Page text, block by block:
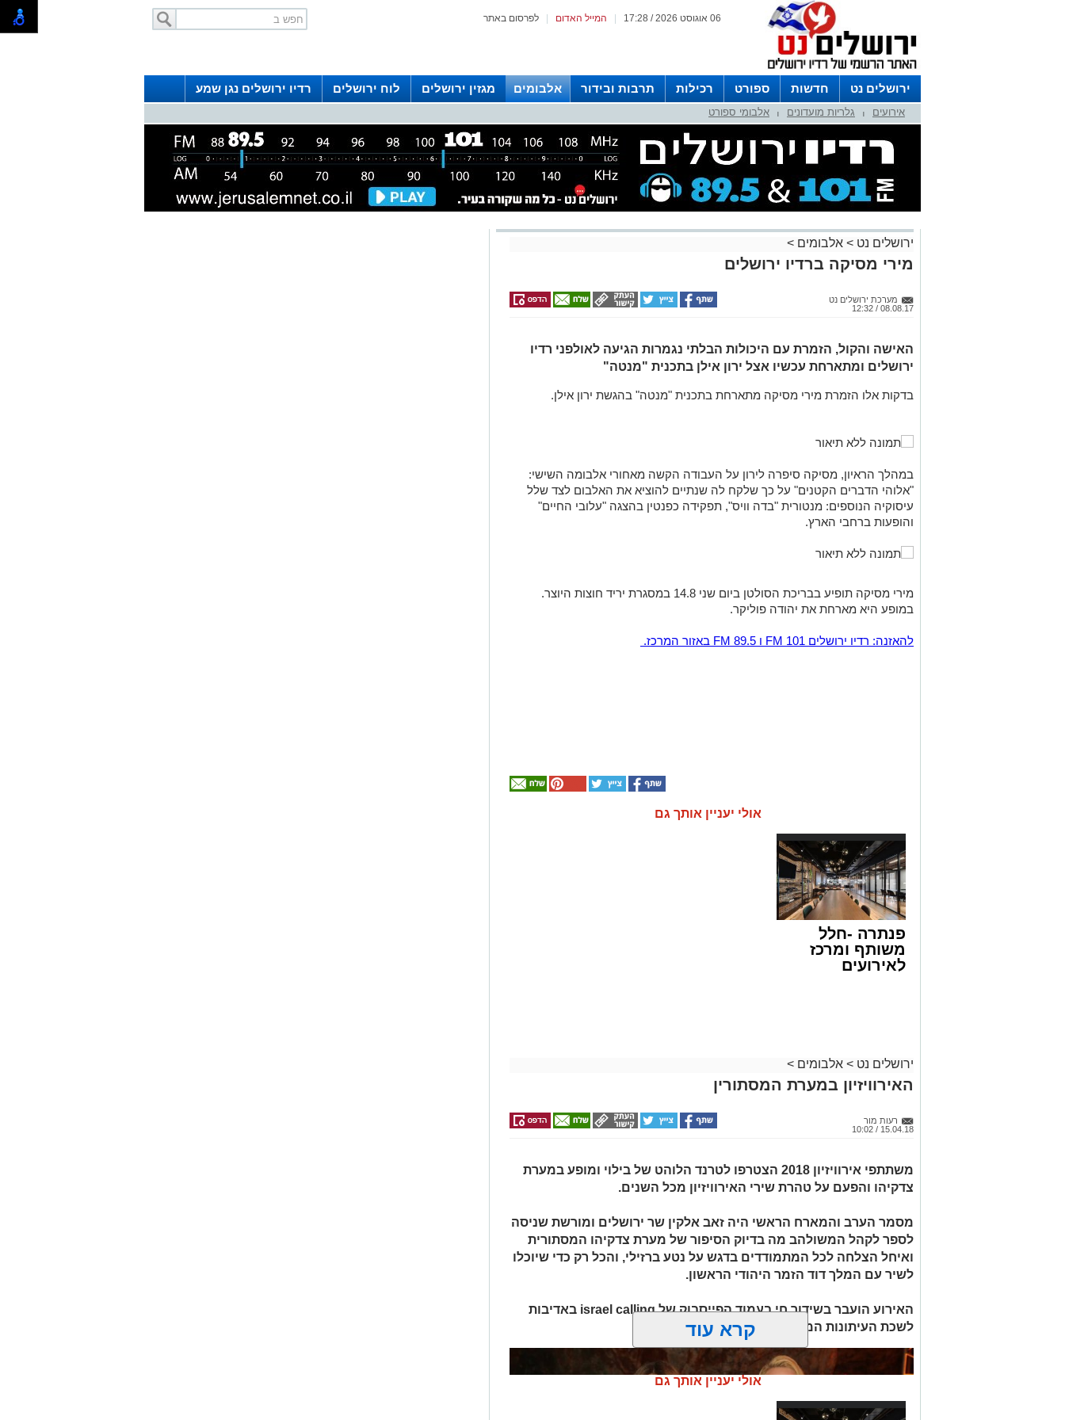
לפרסום באתר המייל האדום 06 אוגוסט 2026 / 17:28
ירושלים נט חדשות ספורט רכילות תרבות ובידור אלבומים מגזין ירושלים לוח ירושלים
רדיו ירושלים נגן שמע
לפרסום ברדיו צרו קשר
לוח שדורים רדיו ירושלים אירועים גלריות מועדונים אלבומי ספורט
ירושלים נט > אלבומים >
מירי מסיקה ברדיו ירושלים
מערכת ירושלים נט
08.08.17 / 12:32
האישה והקול, הזמרת עם היכולות הבלתי נגמרות הגיעה לאולפני רדיו
ירושלים ומתארחת עכשיו אצל ירון אילן בתכנית "מנטה"
בדקות אלו הזמרת מירי מסיקה מתארחת בתכנית "מנטה" בהגשת ירון אילן.
במהלך הראיון, מסיקה סיפרה לירון על העבודה הקשה מאחורי אלבומה השישי:
"אלוהי הדברים הקטנים" על כך שלקח לה שנתיים להוציא את האלבום לצד שלל
עיסוקיה הנוספים: מנטורית "בדה וויס", תפקידה כפנטין בהצגה "עלובי החיים"
והופעות ברחבי הארץ.
מירי מסיקה תופיע בבריכת הסולטן ביום שני 14.8 במסגרת יריד חוצות היוצר.
במופע היא מארחת את יהודה פוליקר.
להאזנה: רדיו ירושלים 101 FM ו 89.5 FM באזור המרכז.
אולי יעניין אותך גם
פנתרה -חלל
משותף ומרכז
לאירועים
ירושלים נט > אלבומים >
האירוויזיון במערת המסתורין
רעות מור
15.04.18 / 10:02
משתתפי אירוויזיון 2018 הצטרפו לטרנד הלוהט של בילוי ומופע במערת
צדקיהו והפעם על טהרת שירי האירוויזיון מכל השנים.
מסמר הערב והמארח הראשי היה זאב אלקין שר ירושלים ומורשת שניסה
לספר לקהל המשולהב מה בדיוק הסיפור של מערת צדקיהו המסתורית
ואיחל הצלחה לכל המתמודדים בדגש על נטע ברזילי, והכל רק כדי שיוכלו
לשיר עם המלך דוד הזמר היהודי הראשון.
האירוע הועבר בשידור חי בעמוד הפייסבוק של israel calling באדיבות
לשכת העיתונות הממשלתית קרא עוד
אולי יעניין אותך גם